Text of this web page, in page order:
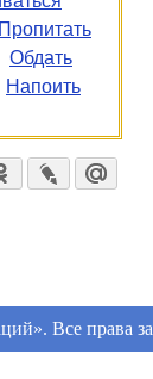
Пропитать
Обдать
Напоить
Все права